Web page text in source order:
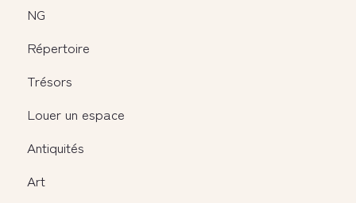
NG
Répertoire
Trésors
Louer un espace
Antiquités
Art